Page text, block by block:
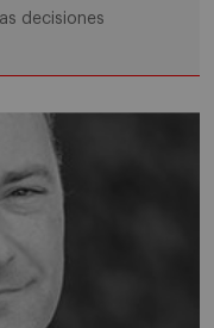
decisiones